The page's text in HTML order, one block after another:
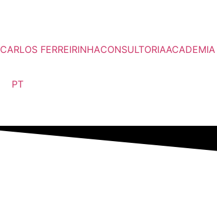
CARLOS FERREIRINHACONSULTORIA
PT